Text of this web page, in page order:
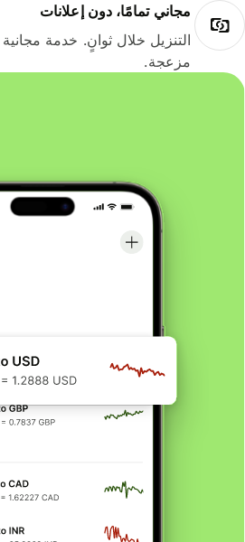
مجاني تمامًا، دون إعلانات
التنزيل خلال ثوانٍ. خدمة مجانية
مزعجة.